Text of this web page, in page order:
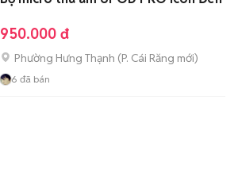
950.000 đ
Phường Hưng Thạnh (P. Cái Răng mới)
6 đã bán